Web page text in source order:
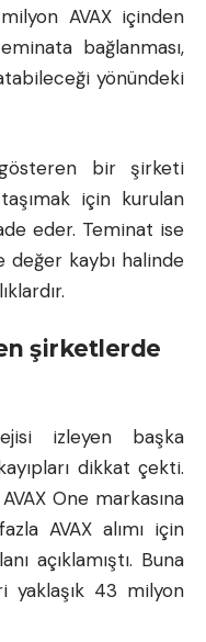
AVAX içinden
bağlanması,
yönündeki
bir şirketi
için kurulan
eder. Teminat ise
değer kaybı halinde
şirketlerde
izleyen başka
dikkat çekti.
One markasına
AVAX alımı için
açıklamıştı. Buna
yaklaşık 43 milyon